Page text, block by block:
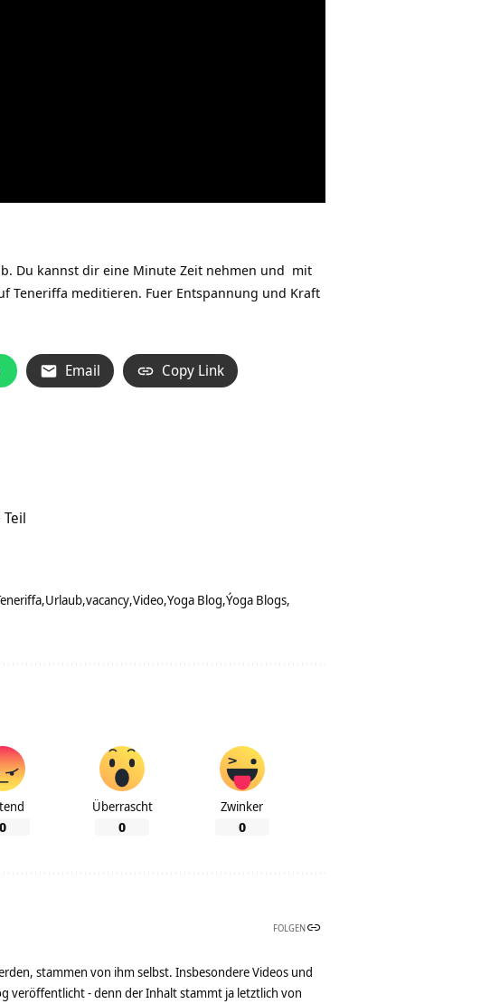
Du kannst dir eine Minute Zeit nehmen und mit
Teneriffa meditieren. Fuer Entspannung und Kraft
Email Copy Link
Urlaub vacancy Video Yoga Blog Ýoga Blogs
0
Überrascht
0
Zwinker
0
FOLGEN
stammen von ihm selbst. Insbesondere Videos und
veröffentlicht - denn der Inhalt stammt ja letztlich von